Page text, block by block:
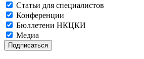
Статьи для специалистов
Конференции
Бюллетени НКЦКИ
Медиа